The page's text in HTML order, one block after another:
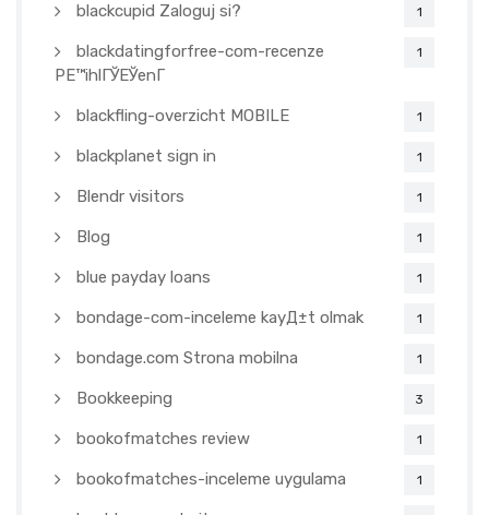
blackcupid Zaloguj si? 1
blackdatingforfree-com-recenze
PЕ™ihlГЎЕЎenГ­
1
blackfling-overzicht MOBILE 1
blackplanet sign in 1
Blendr visitors 1
Blog 1
blue payday loans 1
bondage-com-inceleme kayД±t olmak 1
bondage.com Strona mobilna 1
Bookkeeping 3
bookofmatches review 1
bookofmatches-inceleme uygulama 1